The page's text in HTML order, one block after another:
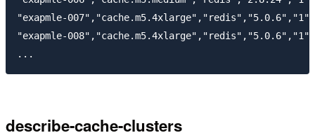
"exapmle-007","cache.m5.4xlarge","redis","5.0.6","1"
"exapmle-008","cache.m5.4xlarge","redis","5.0.6","1"
describe-cache-clusters